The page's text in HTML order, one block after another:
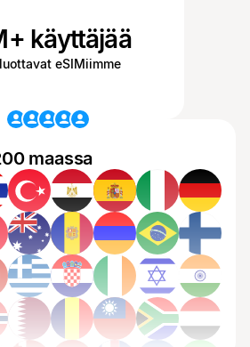
käyttäjää
eSIMiimme
maassa